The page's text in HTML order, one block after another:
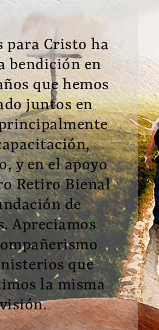
para Cristo ha
bendición en
que hemos
juntos en
y en el apoyo
Retiro Bienal
de
Apreciamos
que
la misma